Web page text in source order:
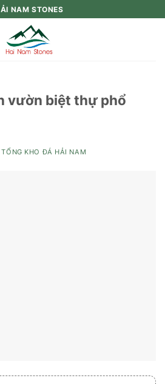
NAM STONES
vườn biệt thự phổ
TỔNG KHO ĐÁ HẢI NAM